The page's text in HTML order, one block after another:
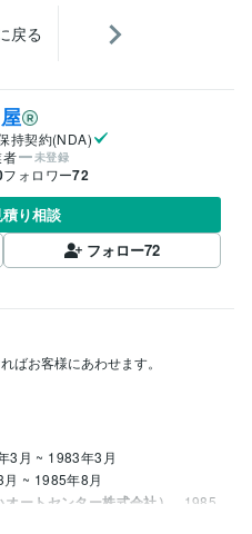
戻る
持契約(NDA)
未登録
フォロワー72
り相談
フォロー72
ばお客様にあわせます。
3月 ~ 1983年3月
~ 1985年8月
ートセンター株式会社）
1985